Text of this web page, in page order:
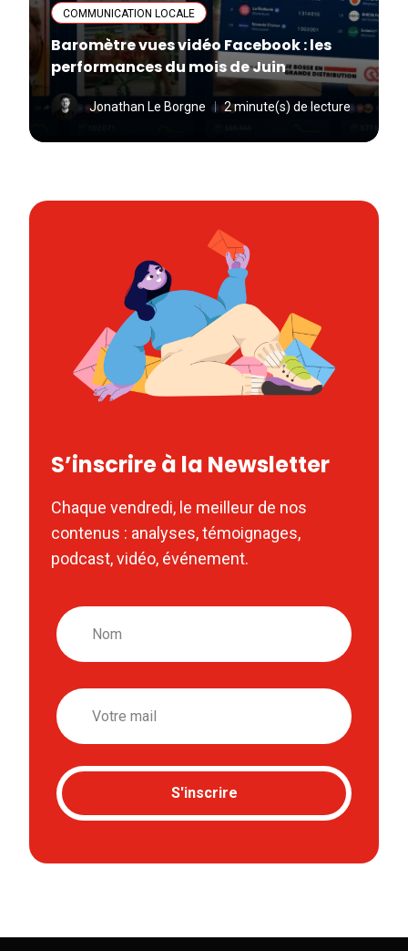
COMMUNICATION LOCALE
Baromètre vues vidéo Facebook : les
performances du mois de Juin
Jonathan Le Borgne 2 minute(s) de lecture
S’inscrire à la Newsletter
Chaque vendredi, le meilleur de nos
contenus : analyses, témoignages,
podcast, vidéo, événement.
Nom
Email
S'inscrire